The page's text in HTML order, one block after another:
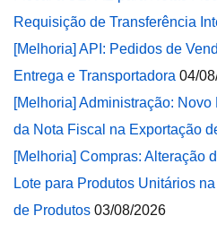
Requisição de Transferência
[Melhoria] API: Pedidos de
Entrega e Transportadora 04/
[Melhoria] Administração:
da Nota Fiscal na Exportação
[Melhoria] Compras: Alteração
Lote para Produtos Unitários
de Produtos 03/08/2026